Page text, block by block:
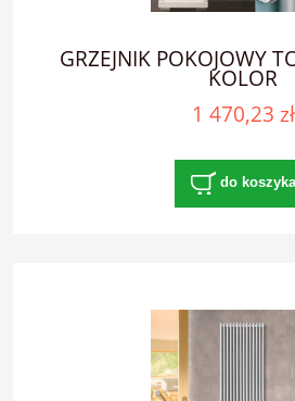
GRZEJNIK POKOJOWY
KOLOR
1 470,23 zł
do koszyka